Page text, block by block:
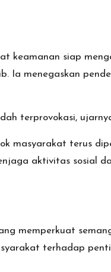
keamanan siap
Ia menegaskan
terprovokasi,
masyarakat terus
aktivitas sosial
memperkuat
terhadap